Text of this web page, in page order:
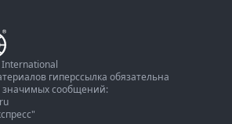
гиперссылка обязательна
значимых сообщений: